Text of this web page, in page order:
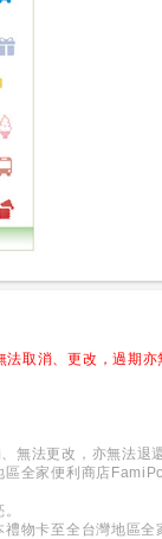
取消、更改，過期亦
無法更改，亦無法退
全家便利商店
物卡至全台灣地區